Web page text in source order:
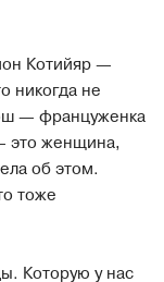
Котийяр —
никогда не
— француженка
это женщина,
об этом.
тоже
Которую у нас